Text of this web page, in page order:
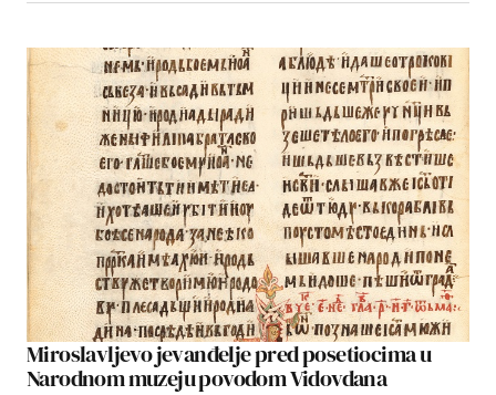
Miroslavljevo jevanđelje pred posetiocima u
Narodnom muzeju povodom Vidovdana